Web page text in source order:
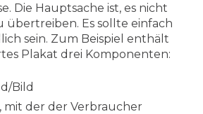
Die Hauptsache ist, es nicht
übertreiben. Es sollte einfach
sein. Zum Beispiel enthält
Plakat drei Komponenten:
Bild
mit der der Verbraucher